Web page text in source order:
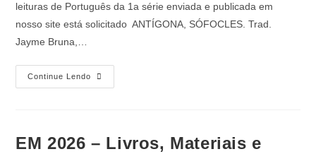
leituras de Português da 1a série enviada e publicada em
nosso site está solicitado ANTÍGONA, SÓFOCLES. Trad.
Jayme Bruna,…
Continue Lendo
EM 2026 – Livros, Materiais e